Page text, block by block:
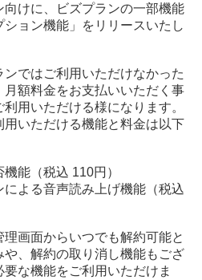
けに、ビズプランの一部機能
ョン機能」をリリースいたし
ではご利用いただけなかった
月額料金をお支払いいただく事
用いただける様になります。
いただける機能と料金は以下
能（税込 110円）
による音声読み上げ機能（税込
画面からいつでも解約可能と
、解約の取り消し機能もござ
な機能をご利用いただけま